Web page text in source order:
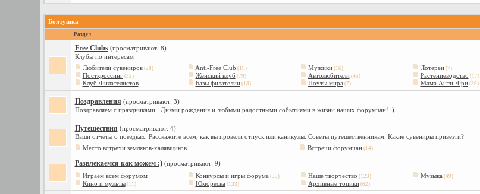
Болтушка
Раздел
Free Сlubs (просматривают: 8)
Клубы по интересам
Любители сувениров(28) Anti-Free Club (19) Мужики(16) Лотереи(7)
Посткроссинг(32) Женский клуб(79) Автолюбители(45) Растениеводство (17)
Клуб Филателистов Базы филателии(18) Почты мира(7) Мама Анти-Фри(39)
Поздравления (просматривают: 3)
Поздравляем с праздниками...Днями рождения и любыми радостными событиями в жизни наших форумчан! :)
Путешествия (просматривают: 4)
Ваши отчёты о поездках. Расскажите всем, как вы провели отпуск или каникулы. Советы путешественникам. Какие сувениры привезти?
Место встречи земляков-халявщиков
Встречи форумчан(14)
Развлекаемся как можем :) (просматривают: 9)
Играем всем форумом
Конкурсы и игры форума(35) Наше творчество (123) Музыка(49)
Кино и мульты(11) Юмореска(133) Архивные топики(62)